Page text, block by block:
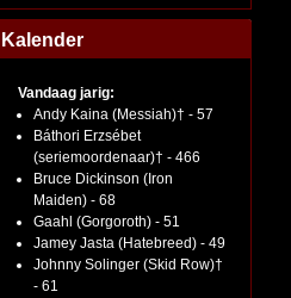
Kalender
Vandaag jarig:
Andy Kaina (Messiah)† - 57
Báthori Erzsébet
(seriemoordenaar)† - 466
Bruce Dickinson (Iron
Maiden) - 68
Gaahl (Gorgoroth) - 51
Jamey Jasta (Hatebreed) - 49
Johnny Solinger (Skid Row)†
- 61